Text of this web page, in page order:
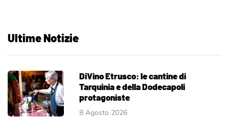
Ultime Notizie
DiVino Etrusco: le cantine di
Tarquinia e della Dodecapoli
protagoniste
8 Agosto 2026